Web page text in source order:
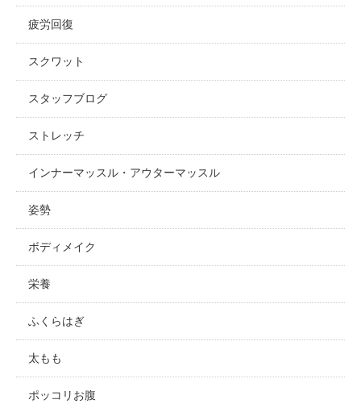
疲労回復
スクワット
スタッフブログ
ストレッチ
インナーマッスル・アウターマッスル
姿勢
ボディメイク
栄養
ふくらはぎ
太もも
ポッコリお腹